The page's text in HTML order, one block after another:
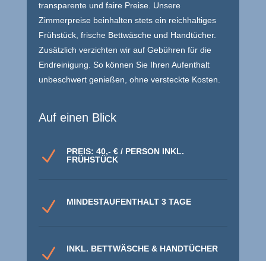
transparente und faire Preise. Unsere
Zimmerpreise beinhalten stets ein reichhaltiges
Frühstück, frische Bettwäsche und Handtücher.
Zusätzlich verzichten wir auf Gebühren für die
Endreinigung. So können Sie Ihren Aufenthalt
unbeschwert genießen, ohne versteckte Kosten.
Auf einen Blick
N
PREIS: 40,- € / PERSON INKL.
FRÜHSTÜCK
N MINDESTAUFENTHALT 3 TAGE
N INKL. BETTWÄSCHE & HANDTÜCHER